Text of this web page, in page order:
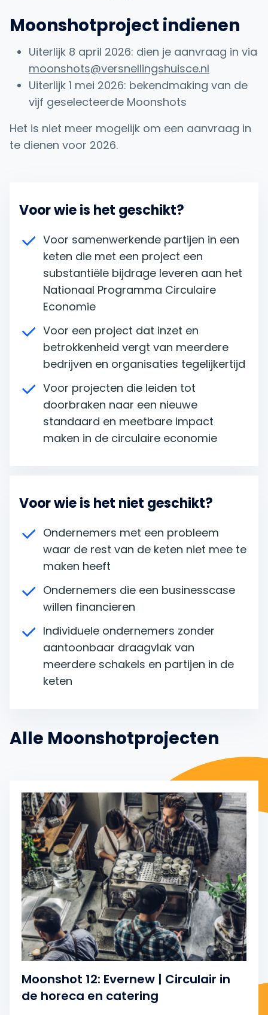
Moonshotproject indienen
Uiterlijk 8 april 2026: dien je aanvraag in via
moonshots@versnellingshuisce.nl
Uiterlijk 1 mei 2026: bekendmaking van de
vijf geselecteerde Moonshots
Het is niet meer mogelijk om een aanvraag in
te dienen voor 2026.
Voor wie is het geschikt?
Voor samenwerkende partijen in een
keten die met een project een
substantiële bijdrage leveren aan het
Nationaal Programma Circulaire
Economie
Voor een project dat inzet en
betrokkenheid vergt van meerdere
bedrijven en organisaties tegelijkertijd
Voor projecten die leiden tot
doorbraken naar een nieuwe
standaard en meetbare impact
maken in de circulaire economie
Voor wie is het niet geschikt?
Ondernemers met een probleem
waar de rest van de keten niet mee te
maken heeft
Ondernemers die een businesscase
willen financieren
Individuele ondernemers zonder
aantoonbaar draagvlak van
meerdere schakels en partijen in de
keten
Alle Moonshotprojecten
Moonshot 12: Evernew | Circulair in
de horeca en catering